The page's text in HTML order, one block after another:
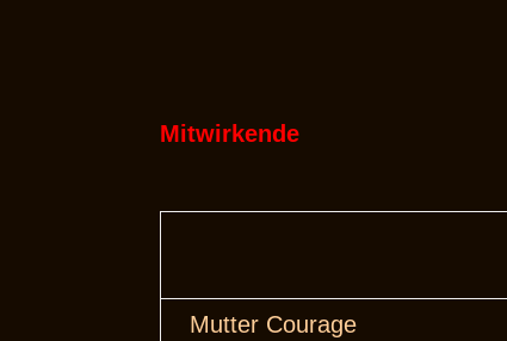
Mitwirkende
Mutter Courage